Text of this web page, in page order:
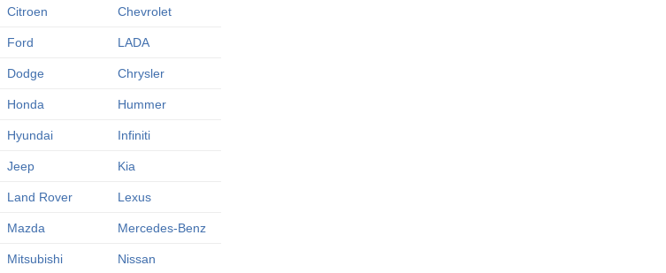
Citroen Chevrolet
Ford LADA
Dodge Chrysler
Honda Hummer
Hyundai Infiniti
Jeep Kia
Land Rover Lexus
Mazda Mercedes-Benz
Mitsubishi Nissan